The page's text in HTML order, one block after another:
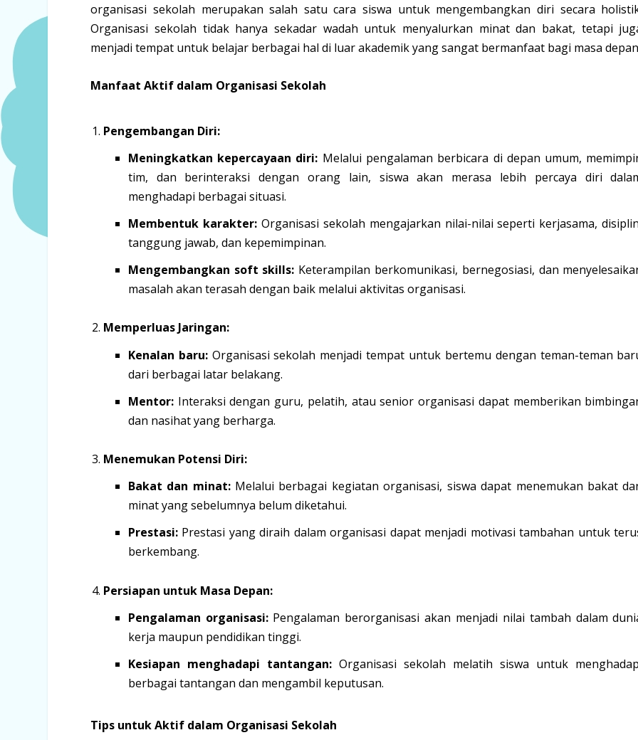
organisasi sekolah merupakan salah satu cara siswa untuk mengembangkan diri secara
Organisasi sekolah tidak hanya sekadar wadah untuk menyalurkan minat dan bakat, tetapi
menjadi tempat untuk belajar berbagai hal di luar akademik yang sangat bermanfaat bagi masa
Manfaat Aktif dalam Organisasi Sekolah
Pengembangan Diri:
Meningkatkan kepercayaan diri: Melalui pengalaman berbicara di depan umum,
tim, dan berinteraksi dengan orang lain, siswa akan merasa lebih percaya diri
menghadapi berbagai situasi.
Membentuk karakter:Organisasi sekolah mengajarkan nilai-nilai seperti kerjasama,
tanggung jawab, dan kepemimpinan.
Mengembangkan soft skills: Keterampilan berkomunikasi, bernegosiasi, dan
masalah akan terasah dengan baik melalui aktivitas organisasi.
Memperluas Jaringan:
Kenalan baru:Organisasi sekolah menjadi tempat untuk bertemu dengan teman-teman
dari berbagai latar belakang.
Mentor:Interaksi dengan guru, pelatih, atau senior organisasi dapat memberikan
dan nasihat yang berharga.
Menemukan Potensi Diri:
Bakat dan minat:Melalui berbagai kegiatan organisasi, siswa dapat menemukan bakat
minat yang sebelumnya belum diketahui.
Prestasi:Prestasi yang diraih dalam organisasi dapat menjadi motivasi tambahan untuk
berkembang.
Persiapan untuk Masa Depan:
Pengalaman organisasi:Pengalaman berorganisasi akan menjadi nilai tambah dalam
kerja maupun pendidikan tinggi.
Kesiapan menghadapi tantangan:Organisasi sekolah melatih siswa untuk
berbagai tantangan dan mengambil keputusan.
Tips untuk Aktif dalam Organisasi Sekolah